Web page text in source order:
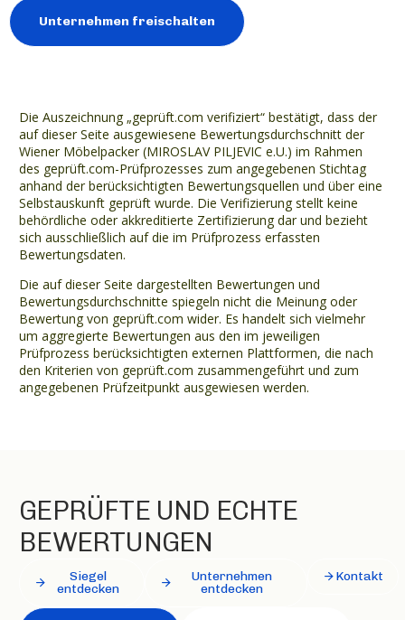
Unternehmen freischalten
Die Auszeichnung „geprüft.com verifiziert“ bestätigt, dass der
auf dieser Seite ausgewiesene Bewertungsdurchschnitt der
Wiener Möbelpacker (MIROSLAV PILJEVIC e.U.) im Rahmen
des geprüft.com-Prüfprozesses zum angegebenen Stichtag
anhand der berücksichtigten Bewertungsquellen und über eine
Selbstauskunft geprüft wurde. Die Verifizierung stellt keine
behördliche oder akkreditierte Zertifizierung dar und bezieht
sich ausschließlich auf die im Prüfprozess erfassten
Bewertungsdaten.
Die auf dieser Seite dargestellten Bewertungen und
Bewertungsdurchschnitte spiegeln nicht die Meinung oder
Bewertung von geprüft.com wider. Es handelt sich vielmehr
um aggregierte Bewertungen aus den im jeweiligen
Prüfprozess berücksichtigten externen Plattformen, die nach
den Kriterien von geprüft.com zusammengeführt und zum
angegebenen Prüfzeitpunkt ausgewiesen werden.
GEPRÜFTE UND ECHTE
BEWERTUNGEN
Siegel
entdecken
Unternehmen
entdecken
Kontakt